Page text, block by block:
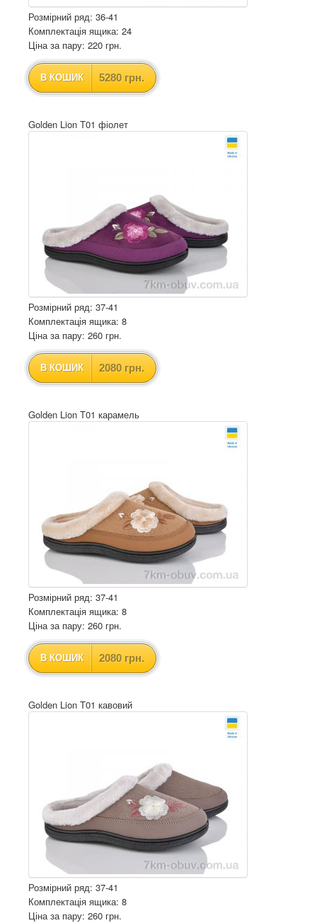
Розмірний ряд: 36-41
Комплектація ящика: 24
Ціна за пару: 220 грн.
В КОШИК 5280 грн.
Golden Lion T01 фіолет
Розмірний ряд: 37-41
Комплектація ящика: 8
Ціна за пару: 260 грн.
В КОШИК 2080 грн.
Golden Lion T01 карамель
Розмірний ряд: 37-41
Комплектація ящика: 8
Ціна за пару: 260 грн.
В КОШИК 2080 грн.
Golden Lion T01 кавовий
Розмірний ряд: 37-41
Комплектація ящика: 8
Ціна за пару: 260 грн.